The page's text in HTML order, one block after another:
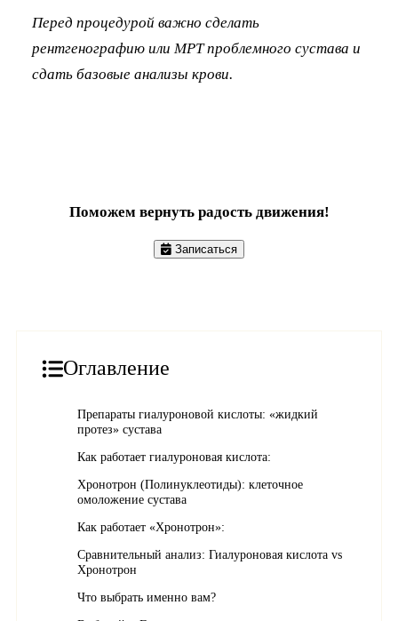
Перед процедурой важно сделать
рентгенографию или МРТ проблемного сустава и
сдать базовые анализы крови.
Поможем вернуть радость движения!
Записаться
Оглавление
Препараты гиалуроновой кислоты: «жидкий
протез» сустава
Как работает гиалуроновая кислота:
Хронотрон (Полинуклеотиды): клеточное
омоложение сустава
Как работает «Хронотрон»:
Сравнительный анализ: Гиалуроновая кислота vs
Хронотрон
Что выбрать именно вам?